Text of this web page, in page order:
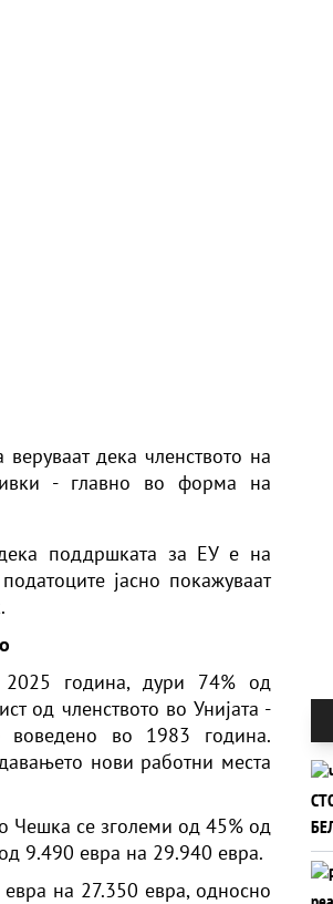
дека членството на
- главно во форма на
поддршката за ЕУ ​​е на
јасно покажуваат
2025 година, дури 74% од
од членството во Унијата -
во 1983 година.
нови работни места
Чешка се зголеми од 45% од
9.490 евра на 29.940 евра.
на 27.350 евра, односно